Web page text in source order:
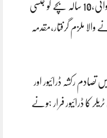
جہلم پولیس کی کارروائی،10 سالہ بچے کو جنسی
والا ملزم گرفتار،مقدمہ
تصادم رکشہ ڈرائیور اور
کا ڈرائیور فرار ہونے